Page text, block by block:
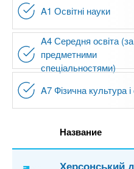
i
n
f
o
н
и
й
A1 Освітні науки
A4 Середня освіта (за
предметними
спеціальностями)
A7 Фізична культура
Название
Херсонський